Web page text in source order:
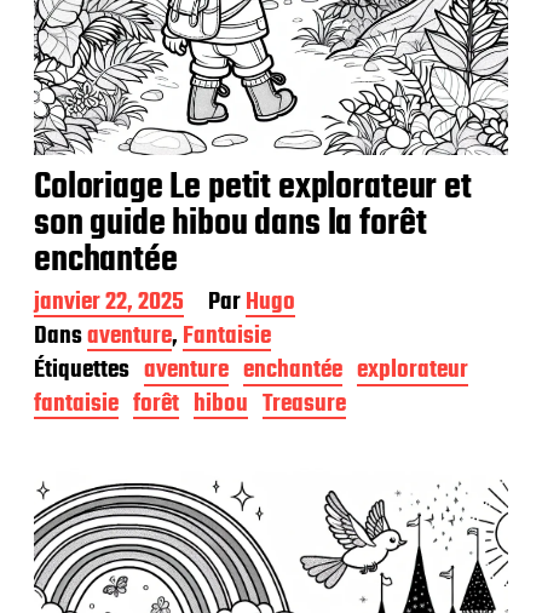
Coloriage Le petit explorateur et
son guide hibou dans la forêt
enchantée
D
a
t
e
d
e
u
b
l
i
c
a
janvier 22, 2025 ParHugo
Dansaventure,Fantaisie
Étiquettes aventure enchantée explorateur
fantaisie forêt hibou Treasure